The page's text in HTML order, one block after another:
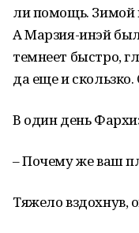
ли помощь. Зимой
А Марзия-инэй
темнеет быстро,
да еще и скользко.
В один день
– Почему же ваш
Тяжело вздохнув,